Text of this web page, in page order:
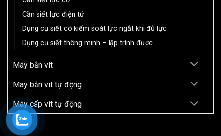
Cần siết lực điện tử
Dụng cụ siết có kiểm soát lực ngắt khi đủ lực
Dụng cụ siết thông minh – lập trình được
Máy bắn vít
Máy bắn vít tự động
Máy cấp vít tự động